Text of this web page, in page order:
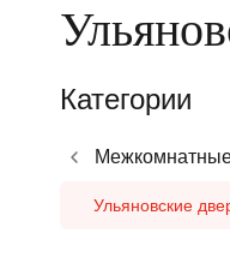
Категории
Ульяновские